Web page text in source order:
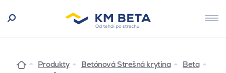
Produkty Betónová Strešná krytina
Beta